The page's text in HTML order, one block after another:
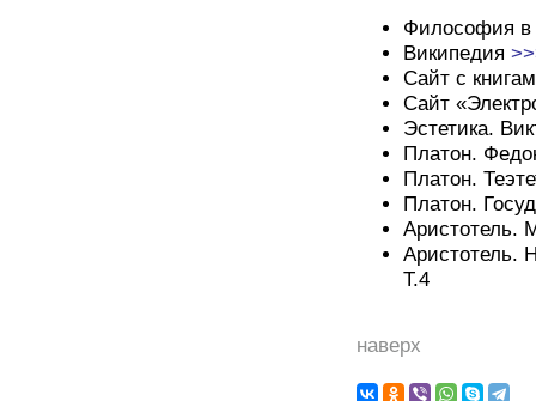
Философия в
Википедия
Сайт с
Сайт
Эстетика.
Платон.
Платон.
Платон.
Аристотель.
Аристотель.
Т.4
наверх